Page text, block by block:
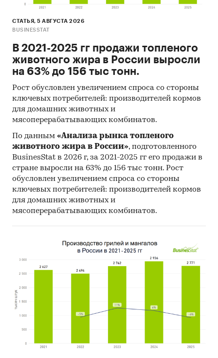
СТАТЬЯ, 5 АВГУСТА 2026
BUSINESSTAT
В 2021-2025 гг продажи топленого
животного жира в России выросли
на 63% до 156 тыс тонн.
Рост обусловлен увеличением спроса со стороны
ключевых потребителей: производителей кормов
для домашних животных и
мясоперерабатывающих комбинатов.
По данным «Анализа рынка топленого
животного жира в России», подготовленного
BusinesStat в 2026 г, за 2021-2025 гг его продажи в
стране выросли на 63% до 156 тыс тонн. Рост
обусловлен увеличением спроса со стороны
ключевых потребителей: производителей кормов
для домашних животных и
мясоперерабатывающих комбинатов.